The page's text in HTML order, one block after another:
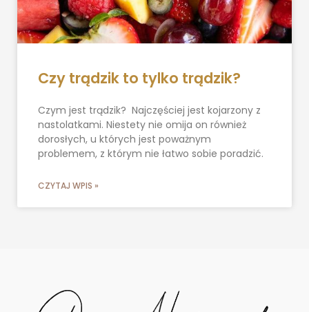
Czy trądzik to tylko trądzik?
Czym jest trądzik? Najczęściej jest kojarzony z
nastolatkami. Niestety nie omija on również
dorosłych, u których jest poważnym
problemem, z którym nie łatwo sobie poradzić.
CZYTAJ WPIS »